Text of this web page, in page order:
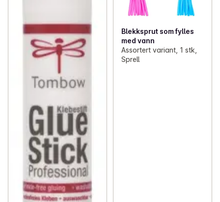
Blekksprut som fylles
med vann
Assortert variant, 1 stk,
Sprell